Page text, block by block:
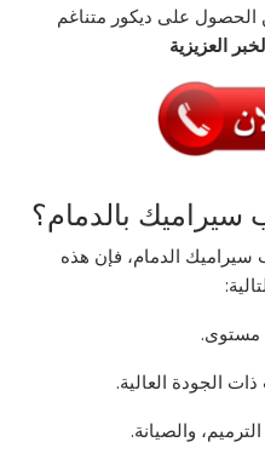
الحصول على ديكور متناغم
العزيزية
سيراميك بالدمام؟
الدمام، فإن هذه
مستوى.
الجودة العالية.
والصيانة.